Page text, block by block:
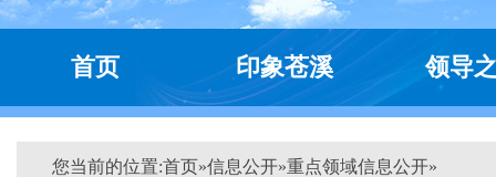
首页 印象苍溪 领导
您当前的位置:首页»信息公开»重点领域信息公开»